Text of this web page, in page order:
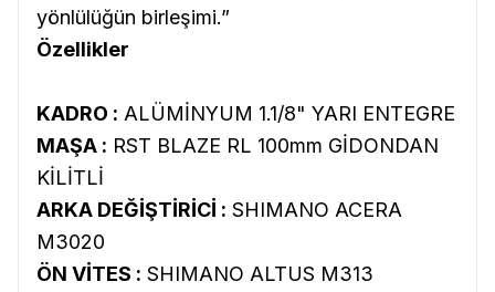
yönlülüğün birleşimi.”
Özellikler
KADRO : ALÜMİNYUM 1.1/8" YARI ENTEGRE
MAŞA : RST BLAZE RL 100mm GİDONDAN
KİLİTLİ
ARKA DEĞİŞTİRİCİ : SHIMANO ACERA
M3020
ÖN VİTES : SHIMANO ALTUS M313